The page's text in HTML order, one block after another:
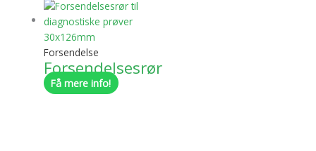
Forsendelse
Forsendelsesrør
Få mere info!
Dette
vare
varianter.
Mulighederne